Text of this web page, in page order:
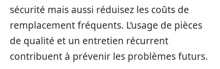
sécurité mais aussi réduisez les coûts de
remplacement fréquents. L’usage de pièces
de qualité et un entretien récurrent
contribuent à prévenir les problèmes futurs.